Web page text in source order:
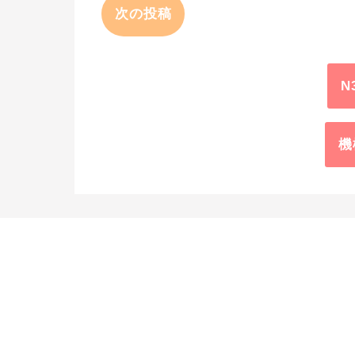
次の投稿